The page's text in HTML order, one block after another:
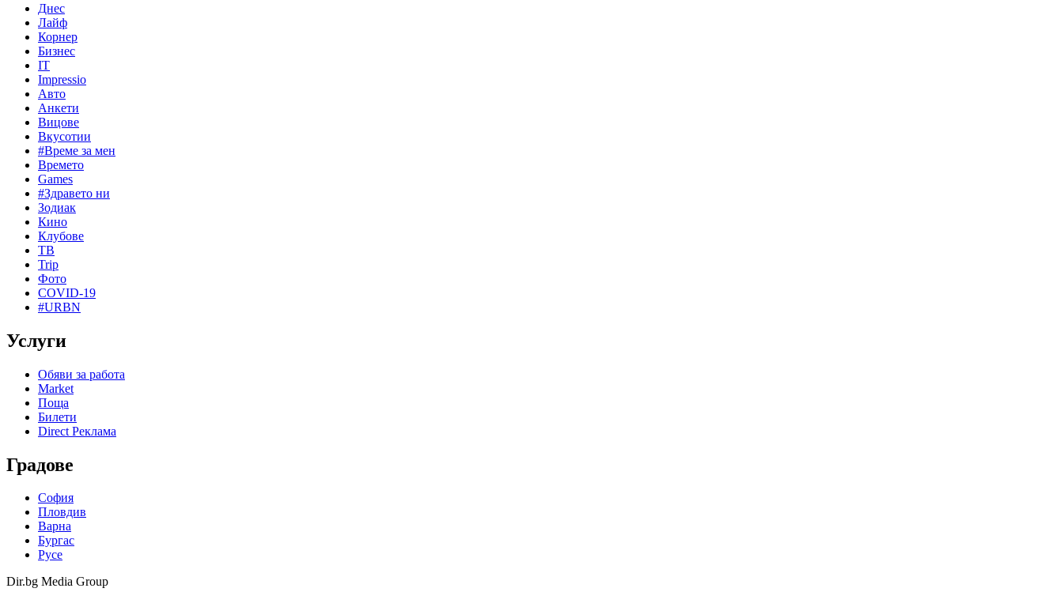
Днес
Лайф
Корнер
Бизнес
IT
Impressio
Авто
Анкети
Вицове
Вкусотии
#Време за мен
Времето
Games
#Здравето ни
Зодиак
Кино
Клубове
ТВ
Trip
Фото
COVID-19
#URBN
Услуги
Обяви за работа
Market
Поща
Билети
Direct Реклама
Градове
София
Пловдив
Варна
Бургас
Русе
Dir.bg Media Group